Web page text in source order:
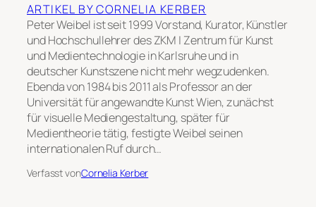
ARTIKEL BY CORNELIA KERBER
Peter Weibel ist seit 1999 Vorstand, Kurator, Künstler
und Hochschullehrer des ZKM | Zentrum für Kunst
und Medientechnologie in Karlsruhe und in
deutscher Kunstszene nicht mehr wegzudenken.
Ebenda von 1984 bis 2011 als Professor an der
Universität für angewandte Kunst Wien, zunächst
für visuelle Mediengestaltung, später für
Medientheorie tätig, festigte Weibel seinen
internationalen Ruf durch…
Verfasst vonCornelia Kerber